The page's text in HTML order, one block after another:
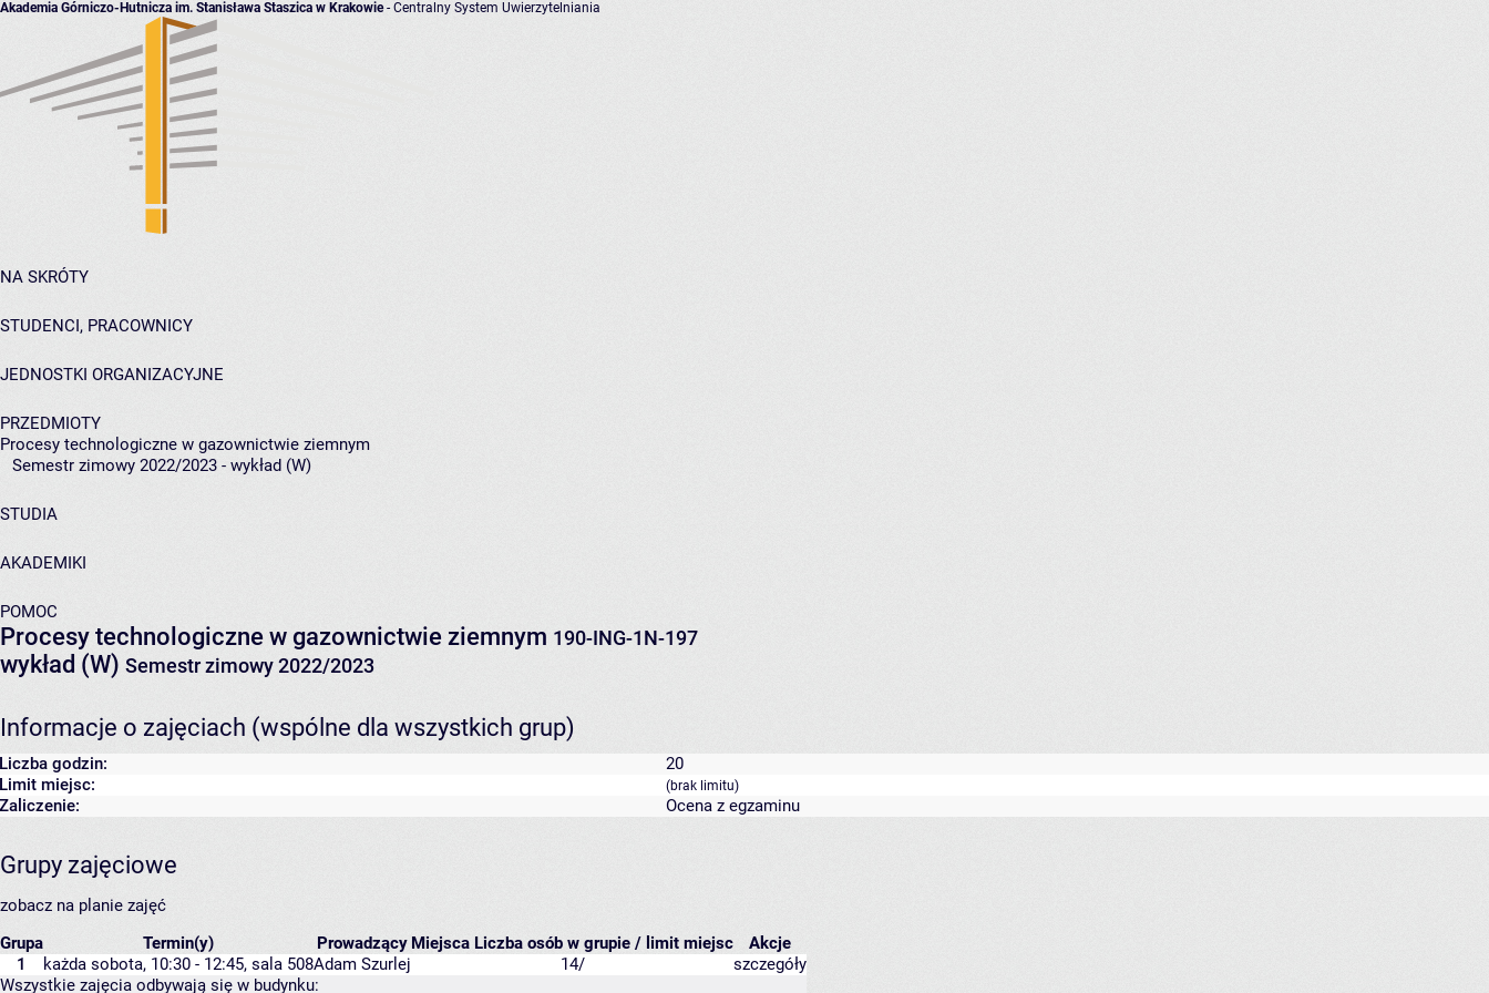
Akademia Górniczo-Hutnicza im. Stanisława Staszica w Krakowie- Centralny System Uwierzytelniania
NA SKRÓTY
STUDENCI, PRACOWNICY
JEDNOSTKI ORGANIZACYJNE
PRZEDMIOTY
Procesy technologiczne w gazownictwie ziemnym
Semestr zimowy 2022/2023 - wykład (W)
STUDIA
AKADEMIKI
POMOC
Procesy technologiczne w gazownictwie ziemnym 190-ING-1N-197
wykład (W) Semestr zimowy 2022/2023
Informacje o zajęciach (wspólne dla wszystkich grup)
Liczba godzin:
20
Limit miejsc:
(brak limitu)
Zaliczenie: Ocena z egzaminu
Grupy zajęciowe
zobacz na planie zajęć
Grupa
Termin(y) Prowadzący Miejsca Liczba osób w grupie / limit miejsc
Akcje
1
każda sobota, 10:30 - 12:45, sala 508Adam Szurlej 14/
szczegóły
Wszystkie zajęcia odbywają się w budynku: